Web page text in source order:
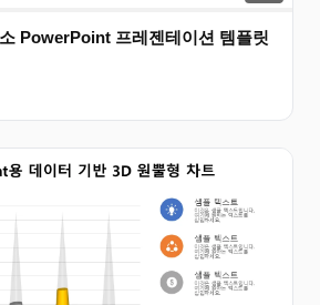
PowerPoint 프레젠테이션 템플릿